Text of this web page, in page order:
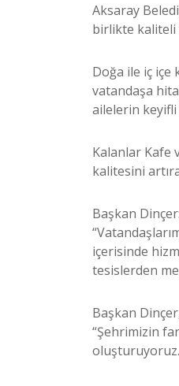
Aksaray
birlikte kaliteli
Doğa ile iç içe
vatandaşa
ailelerin
Kalanlar Kafe
kalitesini
Başkan Dinçer:
içerisinde
tesislerden
Başkan
“Şehrimizin
oluşturuyoruz.